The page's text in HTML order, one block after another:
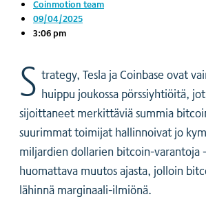
Coinmotion team
09/04/2025
3:06 pm
S trategy, Tesla ja Coinbase ovat
huippu joukossa pörssiyhtiöitä,
sijoittaneet merkittäviä summia
suurimmat toimijat hallinnoivat jo
miljardien dollarien bitcoin-varantoja
huomattava muutos ajasta, jolloin
lähinnä marginaali-ilmiönä.